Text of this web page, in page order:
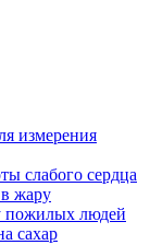
измерения
слабого сердца
жару
пожилых людей
сахар